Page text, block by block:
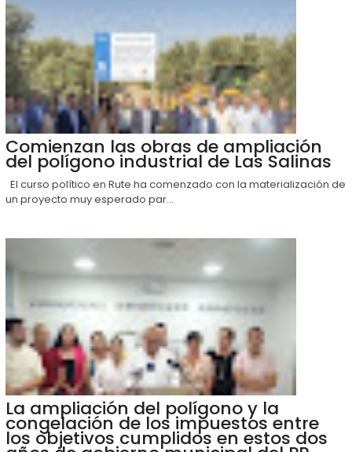
Comienzan las obras de ampliación
del polígono industrial de Las Salinas
El curso político en Rute ha comenzado con la materialización de
un proyecto muy esperado par...
La ampliación del polígono y la
congelación de los impuestos entre
los objetivos cumplidos en estos dos